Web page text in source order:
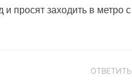
просят заходить в метро с
ОТВЕТИТЬ